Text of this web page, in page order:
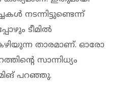
നടന്നിട്ടുണ്ടെന്ന്
ടീമില്‍
താരമാണ്. ഓരോ
സാന്നിധ്യം
പറഞ്ഞു.